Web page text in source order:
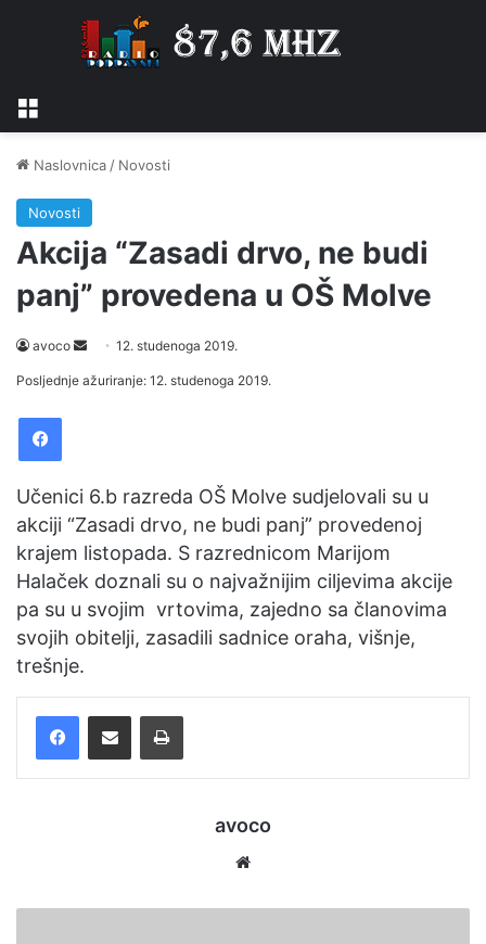
Izbornik
Naslovnica / Novosti
Novosti
Akcija “Zasadi drvo, ne budi
panj” provedena u OŠ Molve
avoco
Send
an
12. studenoga 2019.
Posljednje ažuriranje: 12. studenoga 2019.
Facebook
Učenici 6.b razreda OŠ Molve sudjelovali su u
akciji “Zasadi drvo, ne budi panj” provedenoj
krajem listopada. S razrednicom Marijom
Halaček doznali su o najvažnijim ciljevima akcije
pa su u svojim vrtovima, zajedno sa članovima
svojih obitelji, zasadili sadnice oraha, višnje,
trešnje.
FacebookPodijelite putem e-pošte Ispis
avoco